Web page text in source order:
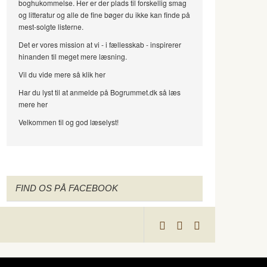
boghukommelse. Her er der plads til forskellig smag
og litteratur og alle de fine bøger du ikke kan finde på
mest-solgte listerne.
Det er vores mission at vi - i fællesskab - inspirerer
hinanden til meget mere læsning.
Vil du vide mere så klik her
Har du lyst til at anmelde på Bogrummet.dk så læs
mere her
Velkommen til og god læselyst!
FIND OS PÅ FACEBOOK